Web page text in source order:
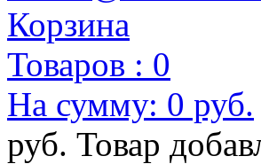
Корзина
Товаров : 0
На сумму: 0 руб.
руб. Товар